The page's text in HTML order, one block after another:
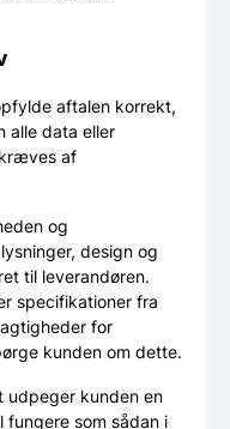
aftalen korrekt,
alle data eller
af
og
design og
til leverandøren.
specifikationer fra
for
kunden om dette.
udpeger kunden en
fungere som sådan i